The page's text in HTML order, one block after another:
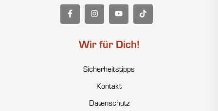
Wir für Dich!
Sicherheitstipps
Kontakt
Datenschutz